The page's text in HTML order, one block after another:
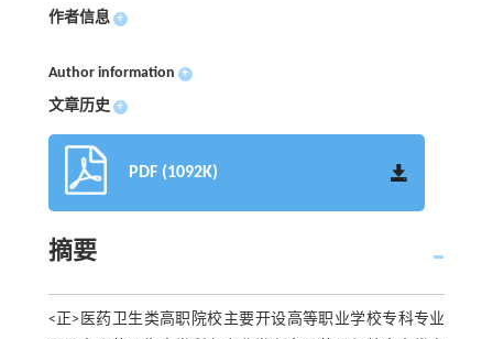
作者信息 +
Author information +
文章历史 +
PDF (1092K)
摘要
<正>医药卫生类高职院校主要开设高等职业学校专科专业